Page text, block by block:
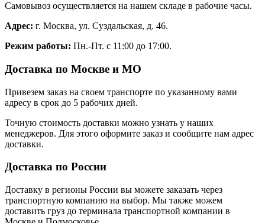
Самовывоз осуществляется на нашем складе в рабочие часы.
Адрес: г. Москва, ул. Суздальская, д. 46.
Режим работы: Пн.-Пт. с 11:00 до 17:00.
Доставка по Москве и МО
Привезем заказ на своем транспорте по указанному вами
адресу в срок до 5 рабочих дней.
Точную стоимость доставки можно узнать у наших
менеджеров. Для этого оформите заказ и сообщите нам адрес
доставки.
Доставка по России
Доставку в регионы России вы можете заказать через
транспортную компанию на выбор. Мы также можем
доставить груз до терминала транспортной компании в